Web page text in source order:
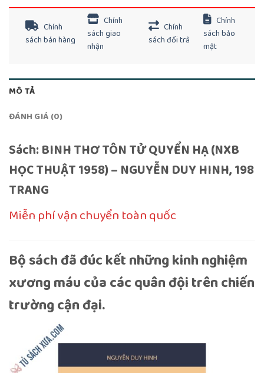
Chính
sách bán hàng
Chính
sách giao
nhận
Chính
sách đổi trả
Chính
sách bảo
mật
MÔ TẢ
ĐÁNH GIÁ (0)
Sách: BINH THƠ TÔN TỬ QUYỂN HẠ (NXB
HỌC THUẬT 1958) – NGUYỄN DUY HINH, 198
TRANG
Miễn phí vận chuyển toàn quốc
Bộ sách đã đúc kết những kinh nghiệm
xương máu của các quân đội trên chiến
trường cận đại.